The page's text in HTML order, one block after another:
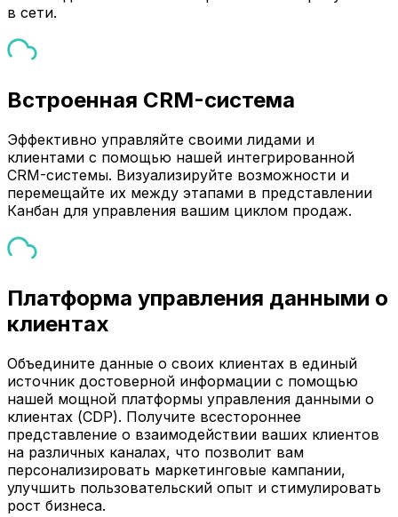
в сети.
Встроенная CRM-система
Эффективно управляйте своими лидами и
клиентами с помощью нашей интегрированной
CRM-системы. Визуализируйте возможности и
перемещайте их между этапами в представлении
Канбан для управления вашим циклом продаж.
Платформа управления данными о
клиентах
Объедините данные о своих клиентах в единый
источник достоверной информации с помощью
нашей мощной платформы управления данными о
клиентах (CDP). Получите всестороннее
представление о взаимодействии ваших клиентов
на различных каналах, что позволит вам
персонализировать маркетинговые кампании,
улучшить пользовательский опыт и стимулировать
рост бизнеса.